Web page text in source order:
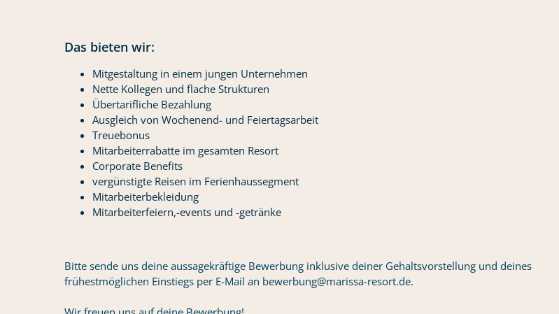
Das bieten wir:
Mitgestaltung in einem jungen Unternehmen
Nette Kollegen und flache Strukturen
Übertarifliche Bezahlung
Ausgleich von Wochenend- und Feiertagsarbeit
Treuebonus
Mitarbeiterrabatte im gesamten Resort
Corporate Benefits
vergünstigte Reisen im Ferienhaussegment
Mitarbeiterbekleidung
Mitarbeiterfeiern,-events und -getränke
Bitte sende uns deine aussagekräftige Bewerbung inklusive deiner Gehaltsvorstellung und deines
frühestmöglichen Einstiegs per E-Mail an bewerbung@marissa-resort.de.